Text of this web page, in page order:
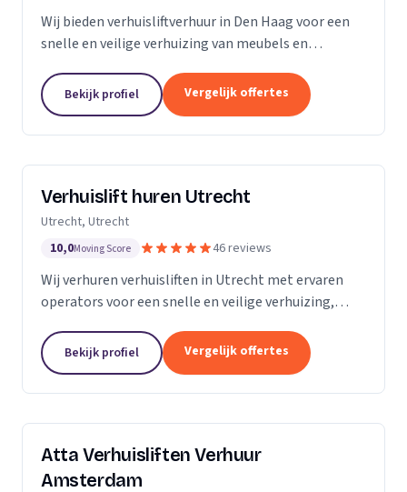
Wij bieden verhuisliftverhuur in Den Haag voor een
snelle en veilige verhuizing van meubels en
Bekijk profiel Vergelijk offertes
Verhuislift huren Utrecht
Utrecht, Utrecht
10,0Moving Score 46 reviews
Wij verhuren verhuisliften in Utrecht met ervaren
operators voor een snelle en veilige verhuizing,
Bekijk profiel Vergelijk offertes
Atta Verhuisliften Verhuur
Amsterdam